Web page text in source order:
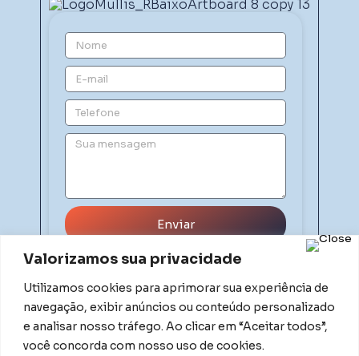
Valorizamos sua privacidade
Utilizamos cookies para aprimorar sua experiência de
navegação, exibir anúncios ou conteúdo personalizado
e analisar nosso tráfego. Ao clicar em “Aceitar todos”,
você concorda com nosso uso de cookies.
Enviar